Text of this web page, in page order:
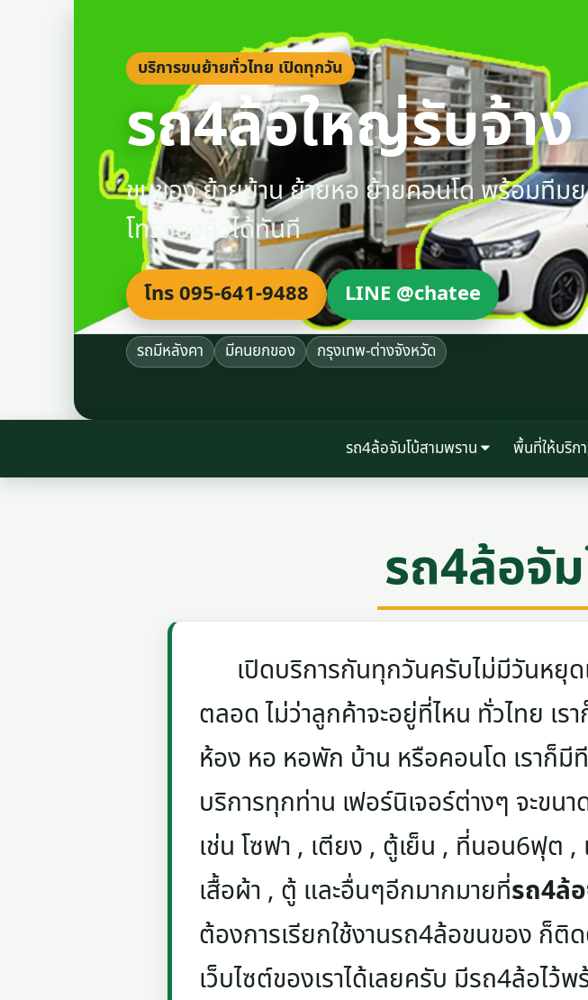
บริการขนย้ายทั่วไทย เปิดทุกวัน
รถ4ล้อใหญ่รับจ้าง
ขนของ ย้ายบ้าน ย้ายหอ ย้ายคอนโด พร้อมทีม
โทรจองคิวได้ทันที
โทร 095-641-9488 LINE @chatee
รถมีหลังคา มีคนยกของ กรุงเทพ-ต่างจังหวัด
รถ4ล้อจัมโบ้สามพราน พื้นที่ให้บริก
รถ4ล้อจั
เปิดบริการกันทุกวันครับไม่มีวันหยุด
ตลอด ไม่ว่าลูกค้าจะอยู่ที่ไหน ทั่วไทย เร
ห้อง หอ หอพัก บ้าน หรือคอนโด เราก็
บริการทุกท่าน เฟอร์นิเจอร์ต่างๆ จะขน
เช่น โซฟา , เตียง , ตู้เย็น , ที่นอน6ฟุต ,
เสื้อผ้า , ตู้ และอื่นๆอีกมากมายที่รถ4ล้
ต้องการเรียกใช้งานรถ4ล้อขนของ ก็ติ
เว็บไซต์ของเราได้เลยครับ มีรถ4ล้อไ